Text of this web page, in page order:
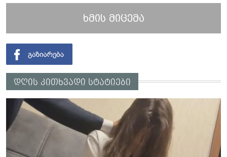
ხმის მიცემა
დღის კითხვადი სტატიები